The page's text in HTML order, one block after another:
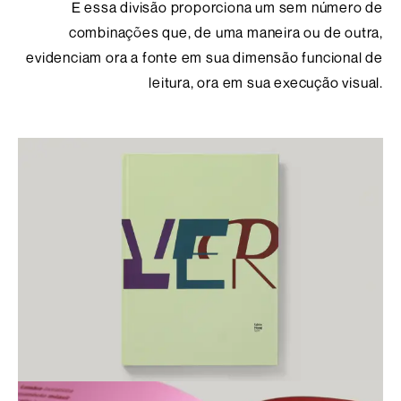
E essa divisão proporciona um sem número de
combinações que, de uma maneira ou de outra,
evidenciam ora a fonte em sua dimensão funcional de
leitura, ora em sua execução visual.